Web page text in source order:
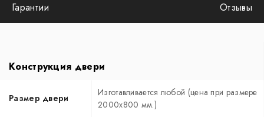
Гарантии Отзывы
Конструкция двери
Размер двери
Изготавливается любой (цена при размере
2000x800 мм.)